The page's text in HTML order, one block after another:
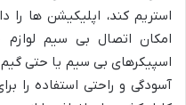
استریم کند، اپلیکیشن ها را
امکان اتصال بی سیم
اسپیکرهای بی سیم یا حتی گیم
آسودگی و راحتی استفاده را